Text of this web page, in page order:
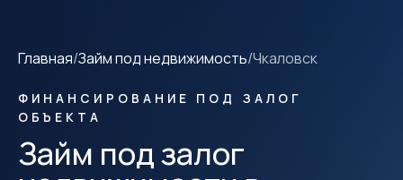
Главная/Займ под недвижимость/Чкаловск
ФИНАНСИРОВАНИЕ ПОД ЗАЛОГ
ОБЪЕКТА
Займ под залог